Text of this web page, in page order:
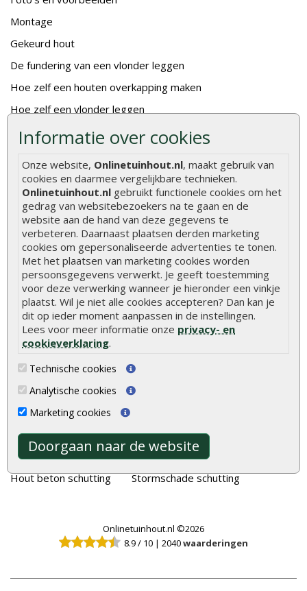
Informatie over cookies
Onze website, Onlinetuinhout.nl, maakt gebruik van
cookies en daarmee vergelijkbare technieken.
Onlinetuinhout.nl gebruikt functionele cookies om het
gedrag van websitebezoekers na te gaan en de
website aan de hand van deze gegevens te
verbeteren. Daarnaast plaatsen derden marketing
cookies om gepersonaliseerde advertenties te tonen.
Met het plaatsen van marketing cookies worden
persoonsgegevens verwerkt. Je geeft toestemming
voor deze verwerking wanneer je hieronder een vinkje
plaatst. Wil je niet alle cookies accepteren? Dan kan je
dit op ieder moment aanpassen in de instellingen.
Lees voor meer informatie onze privacy- en
cookieverklaring.
Technische cookies
Analytische cookies
Marketing cookies
Doorgaan naar de website
Montage
Gekeurd hout
De fundering van een vlonder leggen
Hoe zelf een houten overkapping maken
Hoe zelf een vlonder leggen
Hoe betonpaal plaatsen
De 9 beste tuinschermen van Onlinetuinhout.nl
Stijlvolle houtsoorten voor in de tuin
Duurzame tuin
Welke palen voor een schapenhek
Alle populaire categorieën
Tuinhout
Schutting
Vlonderplanken
Tuinpalen
Tuinhekken
Tuinhuizen
Blokhutten
Overkappingen
Hout beton schutting
Tuindeuren
Tuinschermen
Steigerplanken
Douglas hout
Aanbiedingen
Merken
Stormschade schutting
Onlinetuinhout.nl ©2026
8.9/ 10 | 2040waarderingen